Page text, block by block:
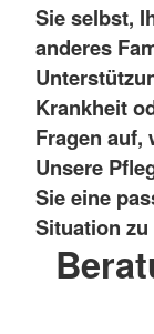
Sie selbst,
anderes
Krankheit
Fragen auf,
Unsere
Sie eine
Situation